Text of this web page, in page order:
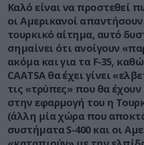
Καλό είναι να προστεθεί
οι Αμερικανοί
τουρκικό αίτημα, αυτό
σημαίνει ότι ανοίγουν
ακόμα και για τα F-35,
CAATSA θα έχει γίνει
τις «τρύπες» που θα
στην εφαρμογή του η
(άλλη μία χώρα που
συστήματα S-400 και οι